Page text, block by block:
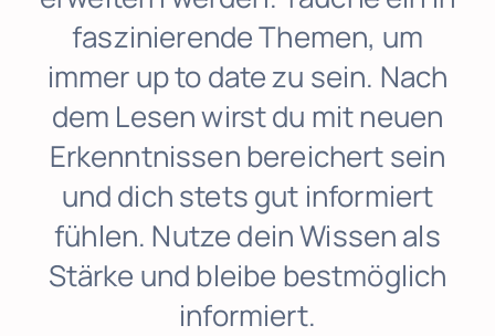
Termine
Online-Rezeption
Anrufen
faszinierende Themen, um
immer up to date zu sein. Nach
dem Lesen wirst du mit neuen
Erkenntnissen bereichert sein
und dich stets gut informiert
fühlen. Nutze dein Wissen als
Stärke und bleibe bestmöglich
informiert.